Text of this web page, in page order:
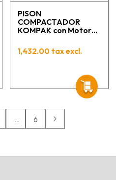
PISON
COMPACTADOR
KOMPAK con Motor
1,432.00 tax excl.
… 6